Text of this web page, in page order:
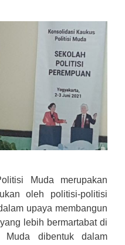
Muda merupakan
oleh politisi-politisi
upaya membangun
lebih bermartabat di
Muda dibentuk dalam